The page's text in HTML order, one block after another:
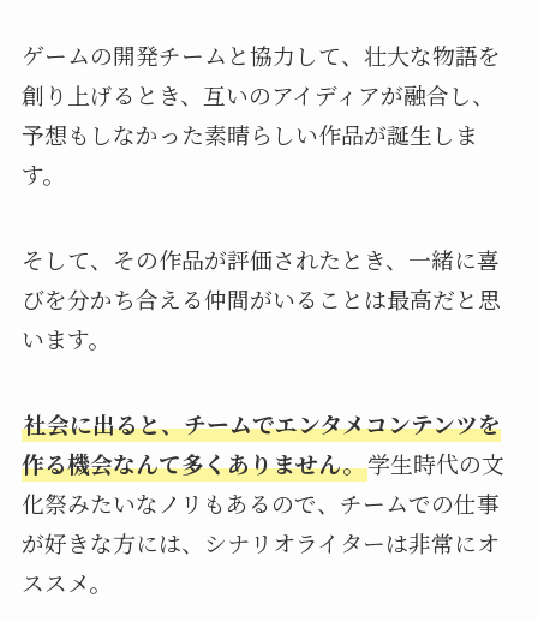
ゲームの開発チームと協力して、壮大な物語を
創り上げるとき、互いのアイディアが融合し、
予想もしなかった素晴らしい作品が誕生しま
す。
そして、その作品が評価されたとき、一緒に喜
びを分かち合える仲間がいることは最高だと思
います。
社会に出ると、チームでエンタメコンテンツを
作る機会なんて多くありません。学生時代の文
化祭みたいなノリもあるので、チームでの仕事
が好きな方には、シナリオライターは非常にオ
ススメ。